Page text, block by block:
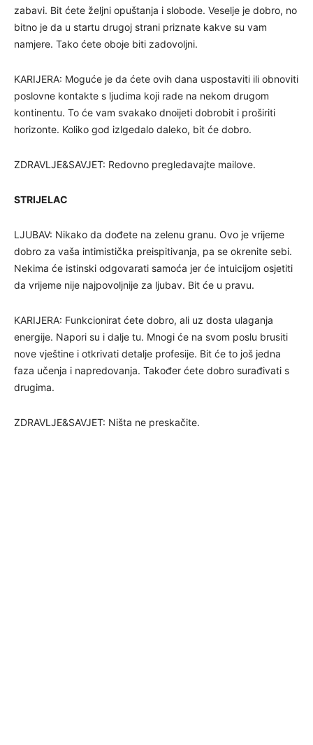
zabavi. Bit ćete željni opuštanja i slobode. Veselje je dobro, no
bitno je da u startu drugoj strani priznate kakve su vam
namjere. Tako ćete oboje biti zadovoljni.
KARIJERA: Moguće je da ćete ovih dana uspostaviti ili obnoviti
poslovne kontakte s ljudima koji rade na nekom drugom
kontinentu. To će vam svakako dnoijeti dobrobit i proširiti
horizonte. Koliko god izlgedalo daleko, bit će dobro.
ZDRAVLJE&SAVJET: Redovno pregledavajte mailove.
STRIJELAC
LJUBAV: Nikako da dođete na zelenu granu. Ovo je vrijeme
dobro za vaša intimistička preispitivanja, pa se okrenite sebi.
Nekima će istinski odgovarati samoća jer će intuicijom osjetiti
da vrijeme nije najpovoljnije za ljubav. Bit će u pravu.
KARIJERA: Funkcionirat ćete dobro, ali uz dosta ulaganja
energije. Napori su i dalje tu. Mnogi će na svom poslu brusiti
nove vještine i otkrivati detalje profesije. Bit će to još jedna
faza učenja i napredovanja. Također ćete dobro surađivati s
drugima.
ZDRAVLJE&SAVJET: Ništa ne preskačite.